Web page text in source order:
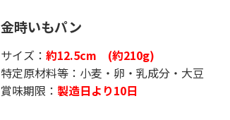
金時いもパン
サイズ：約12.5cm (約210g)
特定原材料等：小麦・卵・乳成分・大豆
賞味期限： 製造日より10日